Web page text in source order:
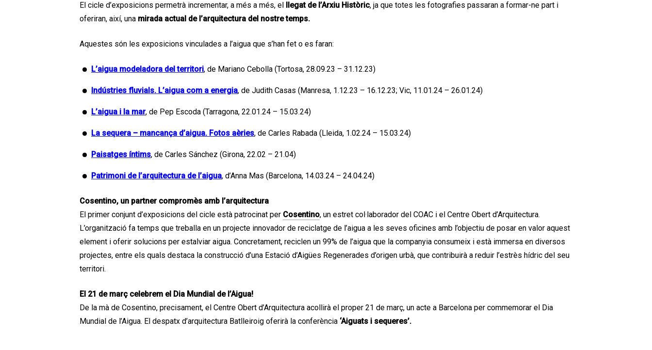
El cicle d’exposicions permetrà incrementar, a més a més, el llegat de l’Arxiu Històric, ja que totes les fotografies passaran a formar-ne part i
oferiran, així, una mirada actual de l’arquitectura del nostre temps.
Aquestes són les exposicions vinculades a l’aigua que s’han fet o es faran:
L’aigua modeladora del territori, de Mariano Cebolla (Tortosa, 28.09.23 – 31.12.23)
Indústries fluvials. L’aigua com a energia, de Judith Casas (Manresa, 1.12.23 – 16.12.23; Vic, 11.01.24 – 26.01.24)
L’aigua i la mar, de Pep Escoda (Tarragona, 22.01.24 – 15.03.24)
La sequera – mancança d’aigua. Fotos aèries, de Carles Rabada (Lleida, 1.02.24 – 15.03.24)
Paisatges íntims, de Carles Sánchez (Girona, 22.02 – 21.04)
Patrimoni de l’arquitectura de l’aigua, d’Anna Mas (Barcelona, 14.03.24 – 24.04.24)
Cosentino, un partner compromès amb l’arquitectura
El primer conjunt d’exposicions del cicle està patrocinat per Cosentino, un estret col·laborador del COAC i el Centre Obert d’Arquitectura.
L’organització fa temps que treballa en un projecte innovador de reciclatge de l’aigua a les seves oficines amb l’objectiu de posar en valor aquest
element i oferir solucions per estalviar aigua. Concretament, reciclen un 99% de l’aigua que la companyia consumeix i està immersa en diversos
projectes, entre els quals destaca la construcció d’una Estació d’Aigües Regenerades d’origen urbà, que contribuirà a reduir l’estrès hídric del seu
territori.
El 21 de març celebrem el Dia Mundial de l’Aigua!
De la mà de Cosentino, precisament, el Centre Obert d’Arquitectura acollirà el proper 21 de març, un acte a Barcelona per commemorar el Dia
Mundial de l’Aigua. El despatx d’arquitectura Batlleiroig oferirà la conferència ‘Aiguats i sequeres’.